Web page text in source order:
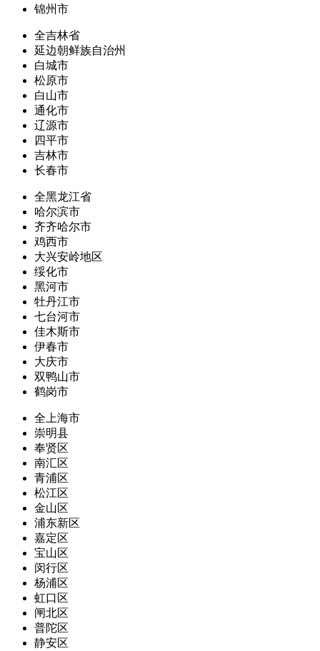
锦州市
全吉林省
延边朝鲜族自治州
白城市
松原市
白山市
通化市
辽源市
四平市
吉林市
长春市
全黑龙江省
哈尔滨市
齐齐哈尔市
鸡西市
大兴安岭地区
绥化市
黑河市
牡丹江市
七台河市
佳木斯市
伊春市
大庆市
双鸭山市
鹤岗市
全上海市
崇明县
奉贤区
南汇区
青浦区
松江区
金山区
浦东新区
嘉定区
宝山区
闵行区
杨浦区
虹口区
闸北区
普陀区
静安区